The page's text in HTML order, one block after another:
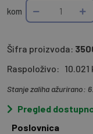
kom
Šifra proizvoda:
Raspoloživo: 10.021
Stanje zaliha ažurirano:
Pregled
Poslovnica